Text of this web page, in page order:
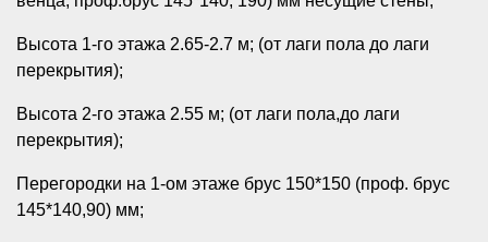
Высота 1-го этажа 2.65-2.7 м; (от лаги пола до лаги
перекрытия);
Высота 2-го этажа 2.55 м; (от лаги пола,до лаги
перекрытия);
Перегородки на 1-ом этаже брус 150*150 (проф. брус
145*140,90) мм;